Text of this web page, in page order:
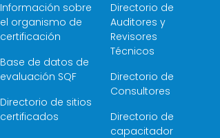
Información sobre
el organismo de
certificación
Base de datos de
evaluación SQF
Directorio de sitios
certificados
Directorio de
Auditores y
Revisores
Técnicos
Directorio de
Consultores
Directorio de
capacitador